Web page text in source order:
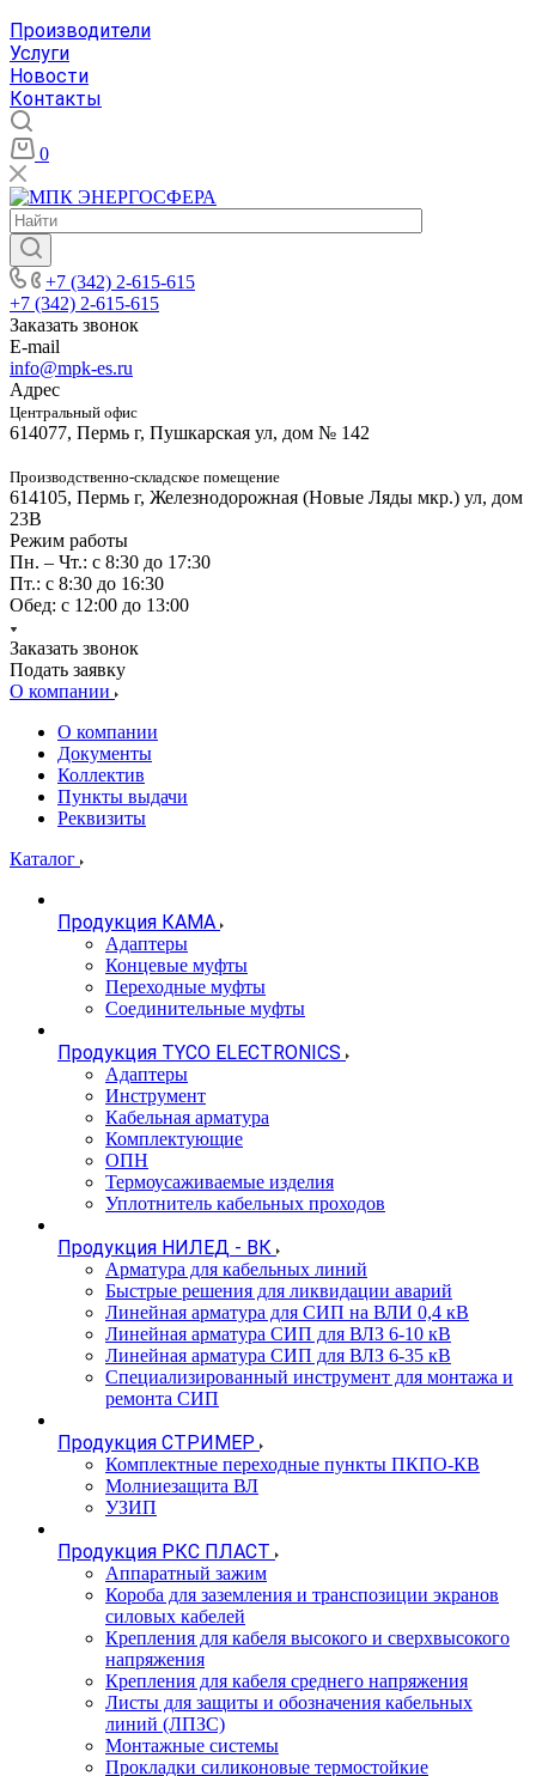
Производители
Услуги
Новости
Контакты
0
+7 (342) 2-615-615
+7 (342) 2-615-615
Заказать звонок
E-mail
info@mpk-es.ru
Адрес
Центральный офис
614077, Пермь г, Пушкарская ул, дом № 142
Производственно-складское помещение
614105, Пермь г, Железнодорожная (Новые Ляды мкр.) ул, дом
23В
Режим работы
Пн. – Чт.: с 8:30 до 17:30
Пт.: с 8:30 до 16:30
Обед: с 12:00 до 13:00
Заказать звонок
Подать заявку
О компании
О компании
Документы
Коллектив
Пункты выдачи
Реквизиты
Каталог
Продукция КАМА
Адаптеры
Концевые муфты
Переходные муфты
Соединительные муфты
Продукция TYCO ELECTRONICS
Адаптеры
Инструмент
Кабельная арматура
Комплектующие
ОПН
Термоусаживаемые изделия
Уплотнитель кабельных проходов
Продукция НИЛЕД - ВК
Арматура для кабельных линий
Быстрые решения для ликвидации аварий
Линейная арматура для СИП на ВЛИ 0,4 кВ
Линейная арматура СИП для ВЛЗ 6-10 кВ
Линейная арматура СИП для ВЛЗ 6-35 кВ
Специализированный инструмент для монтажа и
ремонта СИП
Продукция СТРИМЕР
Комплектные переходные пункты ПКПО-КВ
Молниезащита ВЛ
УЗИП
Продукция РКС ПЛАСТ
Аппаратный зажим
Короба для заземления и транспозиции экранов
силовых кабелей
Крепления для кабеля высокого и сверхвысокого
напряжения
Крепления для кабеля среднего напряжения
Листы для защиты и обозначения кабельных
линий (ЛПЗС)
Монтажные системы
Прокладки силиконовые термостойкие